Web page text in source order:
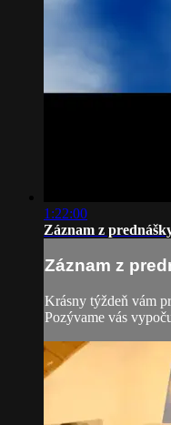
1:22:00
Záznam z
Záznam z
Krásny týždeň vám
Pozývame vás